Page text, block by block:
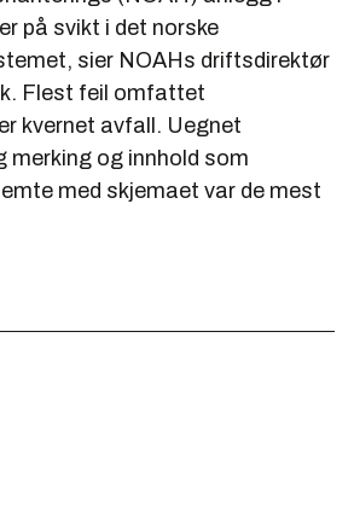
på svikt i det norske
sier NOAHs driftsdirektør
. Flest feil omfattet
kvernet avfall. Uegnet
merking og innhold som
med skjemaet var de mest